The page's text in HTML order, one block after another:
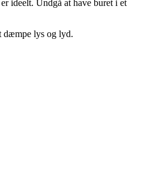
ideelt. Undgå at have buret i et
dæmpe lys og lyd.